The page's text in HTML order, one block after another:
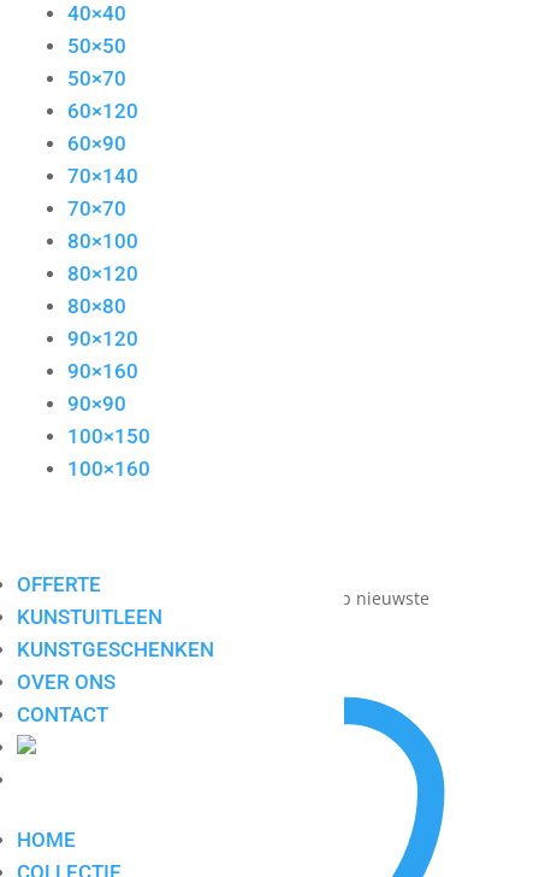
40×40
50×50
50×70
60×120
60×90
70×140
70×70
80×100
80×120
80×80
90×120
90×160
90×90
100×150
100×160
OFFERTE
KUNSTUITLEEN
KUNSTGESCHENKEN
OVER ONS
CONTACT
HOME
COLLECTIE
Toont alle 7 resultaten Gesorteerd op nieuwste